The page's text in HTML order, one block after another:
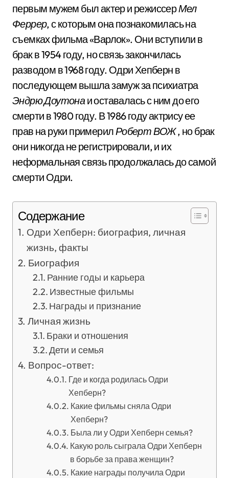
первым мужем был актер и режиссерМел
Феррер, с которым она познакомилась на
съемках фильма «Варлок». Они вступили в
брак в 1954 году, но связь закончилась
разводом в 1968 году. Одри Хепберн в
последующем вышла замуж за психиатра
Эндрю Доутонаи оставалась с ним до его
смерти в 1980 году. В 1986 году актрису ее
прав на руки примерилРоберт ВОЖ, но брак
они никогда не регистрировали, и их
неформальная связь продолжалась до самой
смерти Одри.
Содержание
Одри Хепберн: биография, личная
жизнь, факты
Биография
Ранние годы и карьера
Известные фильмы
Награды и признание
Личная жизнь
Браки и отношения
Дети и семья
Вопрос-ответ:
Где и когда родилась Одри
Хепберн?
Какие фильмы сняла Одри
Хепберн?
Была ли у Одри Хепберн семья?
Какую роль сыграла Одри Хепберн
в борьбе за права женщин?
Какие награды получила Одри